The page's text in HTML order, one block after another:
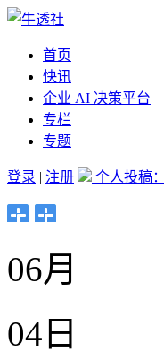
首页
快讯
企业 AI 决策平台
专栏
专题
登录 | 注册 个人投稿：
06月
04日